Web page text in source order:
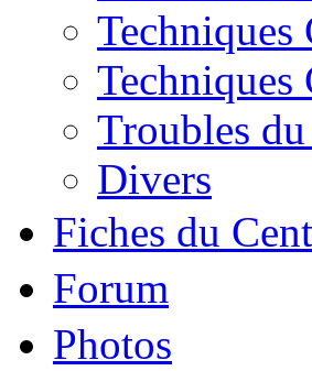
Techniques
Techniques
Troubles
Divers
Fiches du
Forum
Photos